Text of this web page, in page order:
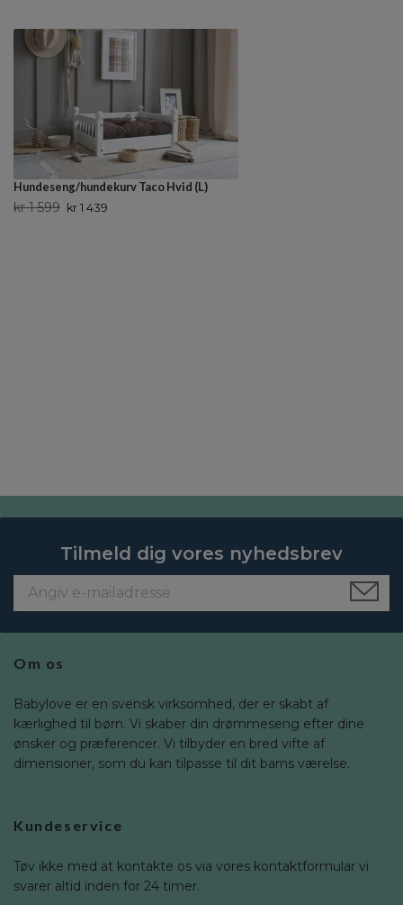
Hundeseng/hundekurv Taco Hvid (L)
kr 1 599 kr 1 439
Tilmeld dig vores nyhedsbrev
Om os
Babylove er en svensk virksomhed, der er skabt af
kærlighed til børn. Vi skaber din drømmeseng efter dine
ønsker og præferencer. Vi tilbyder en bred vifte af
dimensioner, som du kan tilpasse til dit barns værelse.
Kundeservice
Tøv ikke med at kontakte os via vores kontaktformular vi
svarer altid inden for 24 timer.